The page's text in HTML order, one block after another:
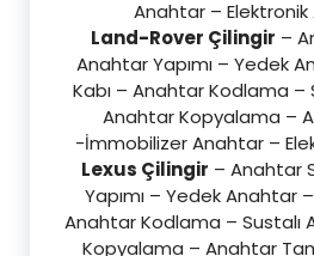
Anahtar –
Land-Rover Çilingir –
Anahtar Yapımı – Yedek
Kabı – Anahtar Kodlama –
Anahtar Kopyalama –
-İmmobilizer Anahtar –
Lexus Çilingir – Anahtar
Yapımı – Yedek Anahtar
Anahtar Kodlama – Sustalı
Kopyalama – Anahtar